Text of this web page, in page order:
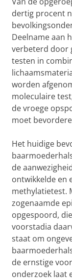
dertig procent
Deelname aan
verbeterd door
testen in
worden
moleculaire
de vroege
moet
Het huidige
de
ontwikkelde en
methylatietest.
zogenaamde
opgespoord,
voorstadia
staat om
de ernstige
onderzoek laat